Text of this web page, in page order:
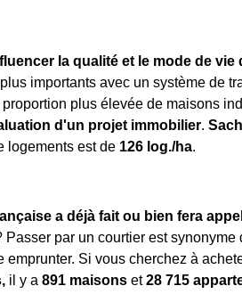
la qualité et le mode de vie
importants avec un système de
plus élevée de maisons
d'un projet immobilier.
logements est de 126 log./ha.
a déjà fait ou bien fera
par un courtier est synonyme
emprunter. Si vous cherchez à
il y a 891 maisons et28 715